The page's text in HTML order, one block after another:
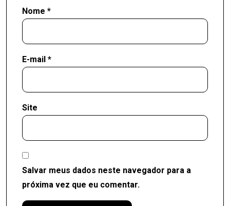
Nome *
E-mail *
Site
Salvar meus dados neste navegador para a
próxima vez que eu comentar.